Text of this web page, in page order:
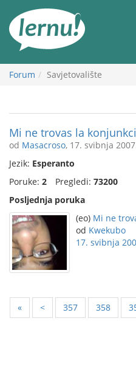
Forum Savjetovalište
Mi ne trovas la
od Masacroso, 17. svibnja
Jezik: Esperanto
Poruke: 2 Pregledi: 73200
Posljednja poruka
(eo) Mi ne
od Kwekubo
17. svibnja
« < 357 358